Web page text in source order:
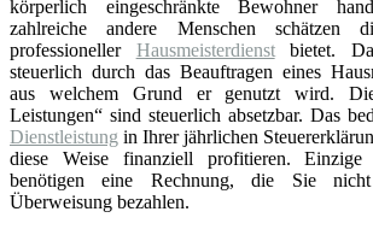
körperlich eingeschränkte Bewohner
zahlreiche andere Menschen schätzen
professioneller Hausmeisterdienstbietet.
steuerlich durch das Beauftragen eines
aus welchem Grund er genutzt wird.
Leistungen“ sind steuerlich absetzbar. Das
Dienstleistung in Ihrer jährlichen
diese Weise finanziell profitieren. Einzige
benötigen eine Rechnung, die Sie
Überweisung bezahlen.